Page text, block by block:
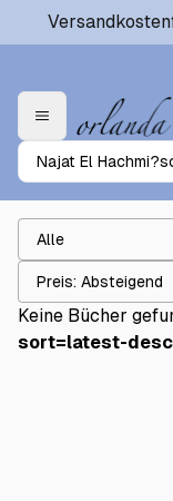
Alle
Keine Bücher
sort=latest-desc
Preis: Absteigend